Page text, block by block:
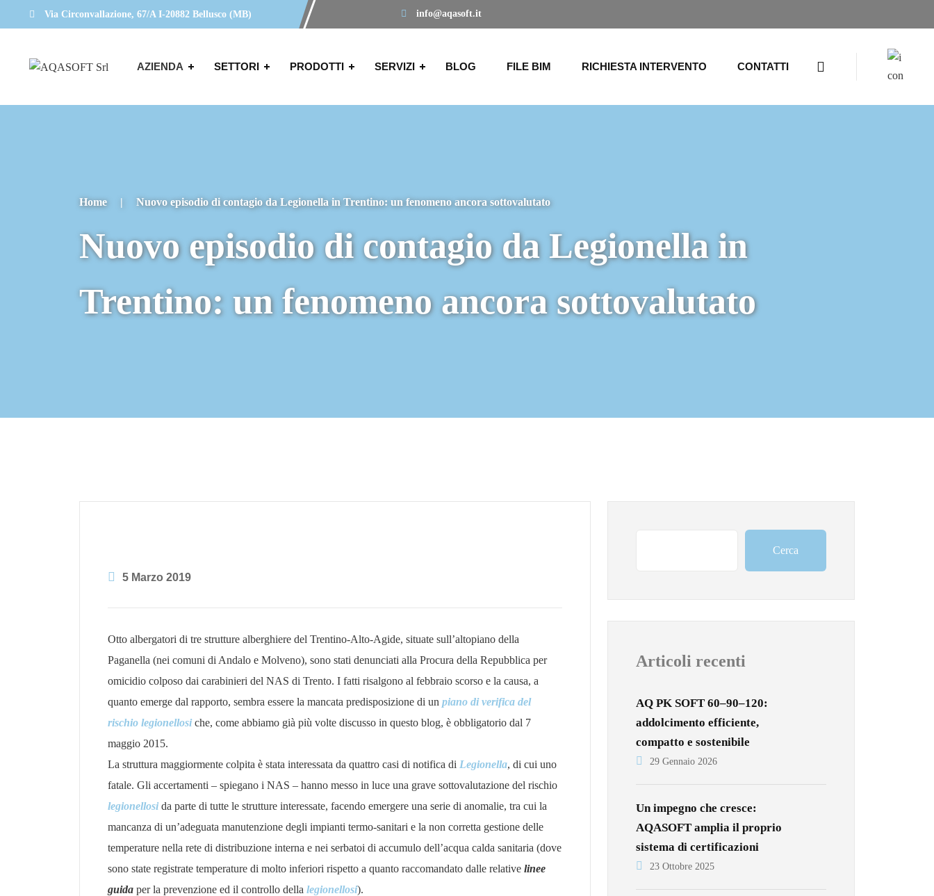
Via Circonvallazione, 67/A I-20882 Bellusco (MB) info@aqasoft.it
AZIENDA SETTORI PRODOTTI SERVIZI BLOG FILE BIM RICHIESTA INTERVENTO CONTATTI
Home | Nuovo episodio di contagio da Legionella in Trentino: un fenomeno ancora sottovalutato
Nuovo episodio di contagio da Legionella in
Trentino: un fenomeno ancora sottovalutato
5 Marzo 2019
Otto albergatori di tre strutture alberghiere del Trentino-Alto-Agide, situate sull’altopiano della
Paganella (nei comuni di Andalo e Molveno), sono stati denunciati alla Procura della Repubblica per
omicidio colposo dai carabinieri del NAS di Trento. I fatti risalgono al febbraio scorso e la causa, a
quanto emerge dal rapporto, sembra essere la mancata predisposizione di un piano di verifica del
rischio legionellosiche, come abbiamo già più volte discusso in questo blog, è obbligatorio dal 7
maggio 2015.
La struttura maggiormente colpita è stata interessata da quattro casi di notifica di Legionella, di cui uno
fatale. Gli accertamenti – spiegano i NAS – hanno messo in luce una grave sottovalutazione del rischio
legionellosida parte di tutte le strutture interessate, facendo emergere una serie di anomalie, tra cui la
mancanza di un’adeguata manutenzione degli impianti termo-sanitari e la non corretta gestione delle
temperature nella rete di distribuzione interna e nei serbatoi di accumulo dell’acqua calda sanitaria (dove
sono state registrate temperature di molto inferiori rispetto a quanto raccomandato dalle relative linee
guida per la prevenzione ed il controllo della legionellosi).
Cerca
Articoli recenti
AQ PK SOFT 60–90–120:
addolcimento efficiente,
compatto e sostenibile
29 Gennaio 2026
Un impegno che cresce:
AQASOFT amplia il proprio
sistema di certificazioni
23 Ottobre 2025